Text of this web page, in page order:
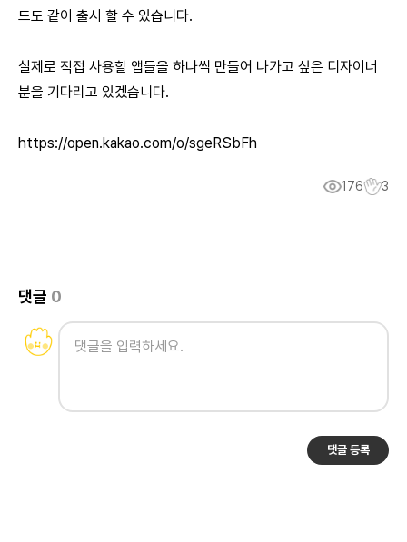
드도 같이 출시 할 수 있습니다.
실제로 직접 사용할 앱들을 하나씩 만들어 나가고 싶은 디자이너
분을 기다리고 있겠습니다.
https://open.kakao.com/o/sgeRSbFh
176 3
댓글 0
댓글 등록